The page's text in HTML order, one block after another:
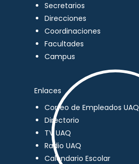
Secretarios
Direcciones
Coordinaciones
Facultades
Campus
Enlaces
Correo de Empleados UAQ
Directorio
TV UAQ
Radio UAQ
Calendario Escolar